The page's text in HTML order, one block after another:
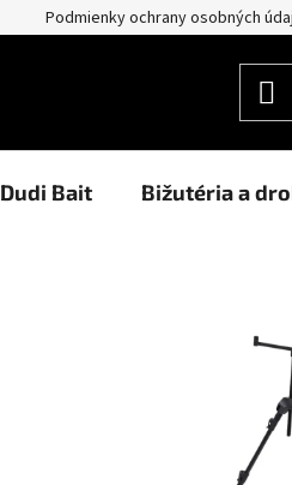
Podmienky ochrany osobných
Dudi Bait Bižutéria a